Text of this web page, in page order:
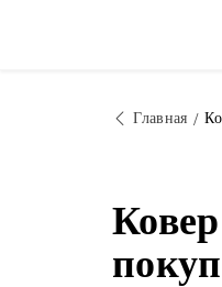
Главная